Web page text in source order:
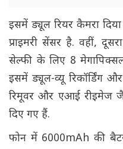
इसमें ड्यूल रियर कैमरा
प्राइमरी सेंसर है. वहीं,
सेल्फी के लिए 8
इसमें ड्यूल-व्यू रिकॉर्डिंग
रिमूवर और एआई रीइमेज
दिए गए हैं.
फोन में 6000mAh की